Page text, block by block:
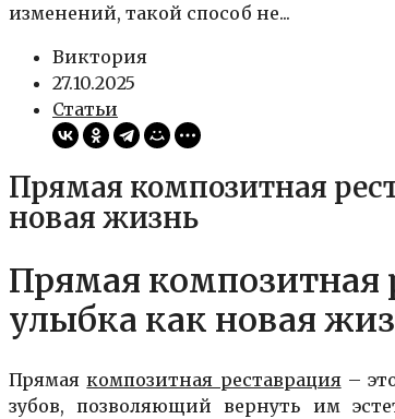
изменений, такой способ не...
Виктория
27.10.2025
Статьи
Прямая композитная
новая жизнь
Прямая композитная
улыбка как новая
Прямаякомпозитная реставрация–
зубов, позволяющий вернуть им